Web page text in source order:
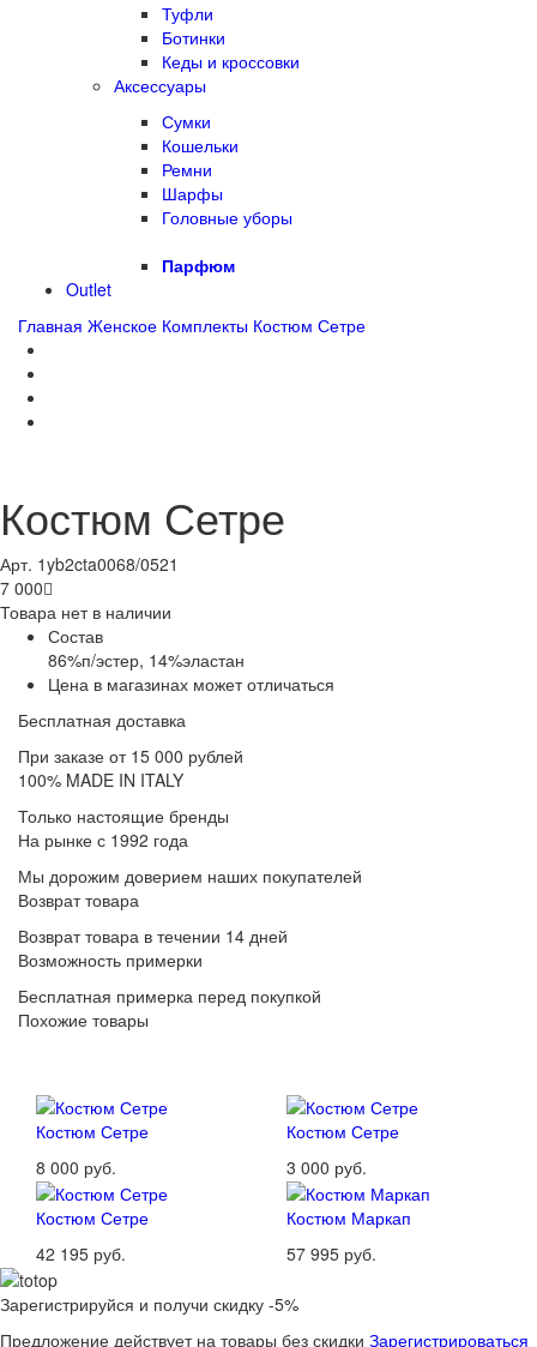
Туфли
Ботинки
Кеды и кроссовки
Аксессуары
Сумки
Кошельки
Ремни
Шарфы
Головные уборы
Парфюм
Outlet
Главная Женское Комплекты Костюм Сетре
Костюм Сетре
Арт. 1yb2cta0068/0521
7 000
Товара нет в наличии
Состав
86%п/эстер, 14%эластан
Цена в магазинах может отличаться
Бесплатная доставка
При заказе от 15 000 рублей
100% MADE IN ITALY
Только настоящие бренды
На рынке с 1992 года
Мы дорожим доверием наших покупателей
Возврат товара
Возврат товара в течении 14 дней
Возможность примерки
Бесплатная примерка перед покупкой
Похожие товары
Костюм Сетре
8 000 руб.
Костюм Сетре
3 000 руб.
Костюм Сетре
42 195 руб.
Костюм Маркап
57 995 руб.
Зарегистрируйся и получи скидку -5%
Предложение действует на товары без скидки Зарегистрироваться